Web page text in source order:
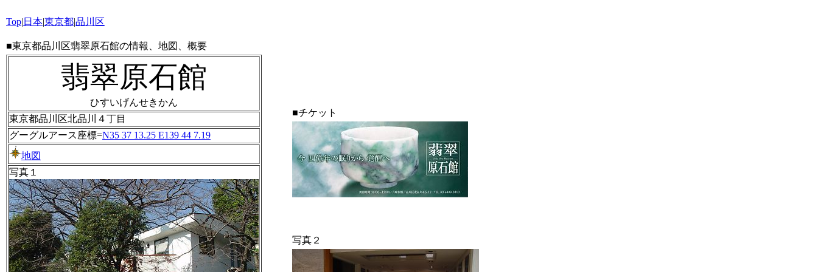
Top| 日本|東京都|品川区
写真２
■東京都品川区翡翠原石館の情報、地図、概要
翡翠原石館
ひすいげんせきかん
東京都品川区北品川４丁目
グーグルアース座標=N35 37 13.25 E139 44 7.19
地図
写真１
■チケット